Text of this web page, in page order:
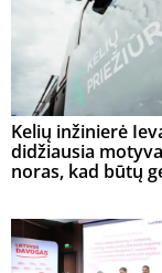
Kelių inžinierė
didžiausia
noras, kad būtų